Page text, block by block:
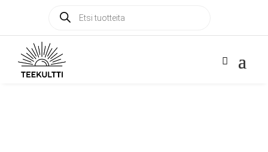
Products
search
Products
search